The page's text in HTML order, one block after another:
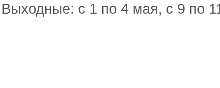
Выходные: с 1 по 4 мая, с 9 по